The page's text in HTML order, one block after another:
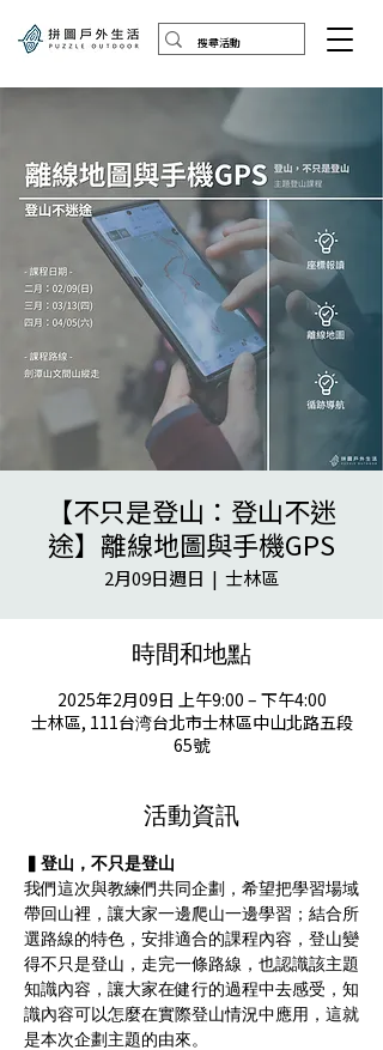
【不只是登山：登山不迷
途】離線地圖與手機GPS
2月09日週日
  |
士林區
時間和地點
2025年2月09日 上午9:00 – 下午4:00
士林區, 111台湾台北市士林區中山北路五段
65號
活動資訊
▍登山，不只是登山
我們這次與教練們共同企劃，希望把學習場域
帶回山裡，讓大家一邊爬山一邊學習；結合所
選路線的特色，安排適合的課程內容，登山變
得不只是登山，走完一條路線，也認識該主題
知識內容，讓大家在健行的過程中去感受，知
識內容可以怎麼在實際登山情況中應用，這就
是本次企劃主題的由來。